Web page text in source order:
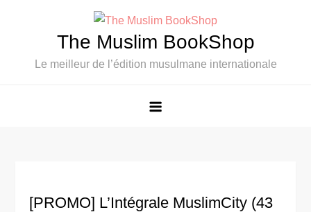
The Muslim BookShop
Le meilleur de l’édition musulmane internationale
[PROMO] L’Intégrale MuslimCity (43